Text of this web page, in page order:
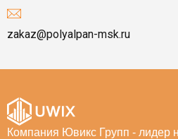
zakaz@polyalpan-msk.ru
Компания Ювикс Групп - лидер